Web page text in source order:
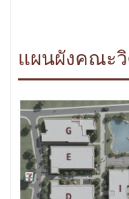
แผนผังคณะ